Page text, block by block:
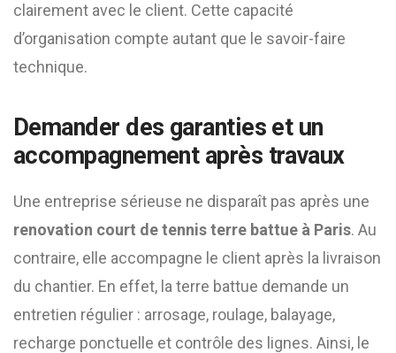
clairement avec le client. Cette capacité
d’organisation compte autant que le savoir-faire
technique.
Demander des garanties et un
accompagnement après travaux
Une entreprise sérieuse ne disparaît pas après une
renovation court de tennis terre battue à Paris. Au
contraire, elle accompagne le client après la livraison
du chantier. En effet, la terre battue demande un
entretien régulier : arrosage, roulage, balayage,
recharge ponctuelle et contrôle des lignes. Ainsi, le